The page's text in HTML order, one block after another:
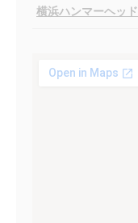
横浜ハンマーヘッド